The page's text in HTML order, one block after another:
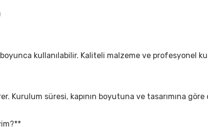
kullanılabilir. Kaliteli malzeme ve profesyonel
Kurulum süresi, kapının boyutuna ve tasarımına göre